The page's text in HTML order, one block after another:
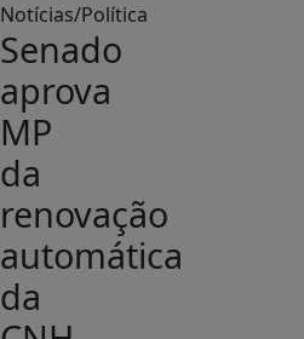
Notícias/Política
Senado
aprova
MP
da
renovação
automática
da